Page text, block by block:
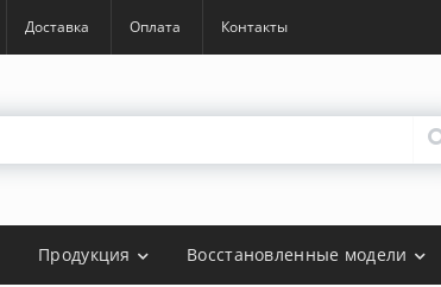
Доставка Оплата Контакты
Продукция Восстановленные модели